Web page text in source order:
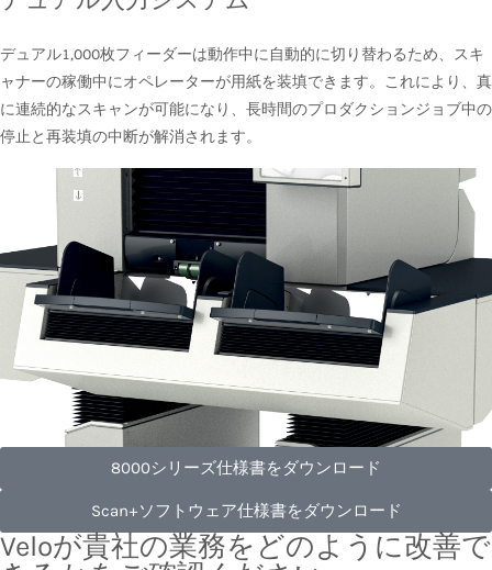
デュアル1,000枚フィーダーは動作中に自動的に切り替わるため、スキ
ャナーの稼働中にオペレーターが用紙を装填できます。これにより、真
に連続的なスキャンが可能になり、長時間のプロダクションジョブ中の
停止と再装填の中断が解消されます。
8000シリーズ仕様書をダウンロード
Scan+ソフトウェア仕様書をダウンロード
Veloが貴社の業務をどのように改善で